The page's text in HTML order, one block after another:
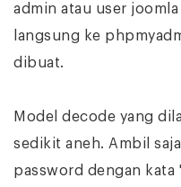
admin atau user
langsung ke
dibuat.
Model decode yang
sedikit aneh. Ambil
password dengan kata